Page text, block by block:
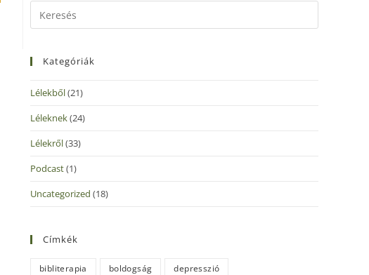
Kategóriák
Lélekből(21)
Léleknek(24)
Lélekről(33)
Podcast(1)
Uncategorized (18)
Címkék
bibliterapia boldogság depresszió